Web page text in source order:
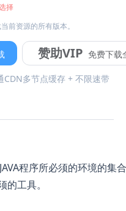
择
前资源的所有版本。
赞助VIP 免费下载
CDN多节点缓存 + 不限速带
程序所必须的环境的集
工具。